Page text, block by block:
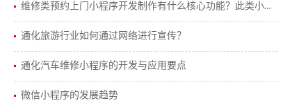
维修类预约上门小程序开发制作有什么核心功能？此类小程序有怎样的发展趋势。
通化旅游行业如何通过网络进行宣传？
通化汽车维修小程序的开发与应用要点
微信小程序的发展趋势